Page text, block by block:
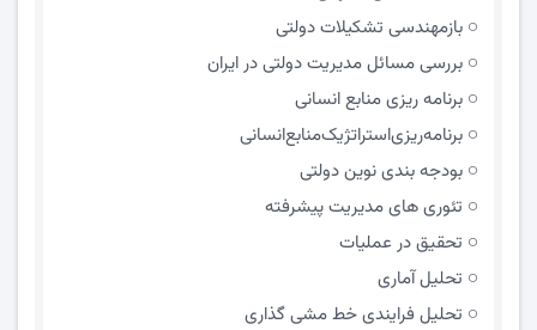
بازمهندسی تشکیلات دولتی
بررسی مسائل مدیریت دولتی در ایران
برنامه ریزی منابع انسانی
برنامه‌ریزی‌استراتژیک‌منابع‌انسانی
بودجه بندی نوین دولتی
تئوری های مدیریت پیشرفته
تحقیق در عملیات
تحلیل آماری
تحلیل فرایندی خط مشی گذاری